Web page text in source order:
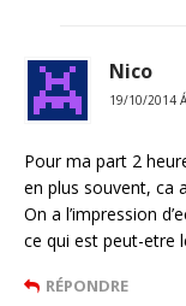
Nico
19/10/2014
Pour ma part 2
en plus souvent, ca
On a l’impression
ce qui est peut-etre
RÉPONDRE